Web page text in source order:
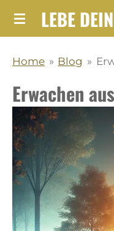
Zum
LEBE
Home » Blog »
Erwachen